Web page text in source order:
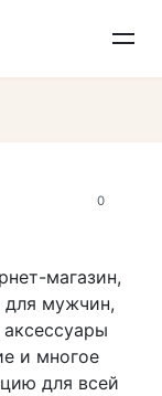
0
магазин,
мужчин,
и многое
для всей